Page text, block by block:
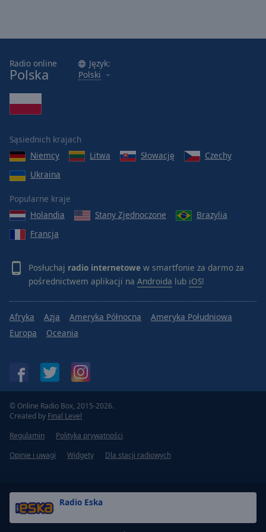
Radio Eska
Radio online
Polska
Język:
Polski
Sąsiednich krajach
Niemcy
Litwa Słowację
Czechy
Ukraina
Popularne kraje
Holandia
Stany Zjednoczone
Brazylia
Francja
Posłuchaj radio internetowe w smartfonie za darmo za
pośrednictwem aplikacji na Androida lub iOS!
Afryka Azja Ameryka Północna
Ameryka Południowa
Europa
Oceania
© Online Radio Box, 2015-2026.
Created by Final Level
Regulamin
Polityka prywatności
Opinie i uwagi
Widgety Dla stacji radiowych